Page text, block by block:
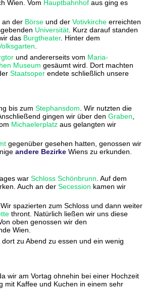
Wien. Vom Hauptbahnhof aus ging es
an der Börse und der Votivkirche erreichten
Universität . Kurz darauf standen
das Burgtheater. Hinter dem
und andererseits vom Maria-
Museum gesäumt wird. Dort machten
Staatsoper endete schließlich unsere
bis zum Stephansdom . Wir nutzten die
gingen wir über den Graben
Michaelerplatz aus gelangten wir
gegenüber gesehen hatten, genossen wir
andere Bezirke Wiens zu erkunden.
war Schloss Schönbrunn . Auf dem
Auch an der Secession kamen wir
spazierten zum Schloss und dann weiter
thront. Natürlich ließen wir uns diese
oben genossen wir den
Wien.
dort zu Abend zu essen und ein wenig
wir am Vortag ohnehin bei einer Hochzeit
mit Kaffee und Kuchen in einem sehr